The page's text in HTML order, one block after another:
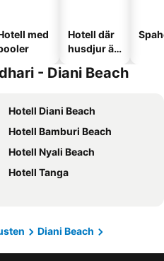
med
Hotell där
husdjur är
- Diani Beach
Hotell Diani Beach
Hotell Bamburi Beach
Hotell Nyali Beach
Hotell Tanga
Diani Beach